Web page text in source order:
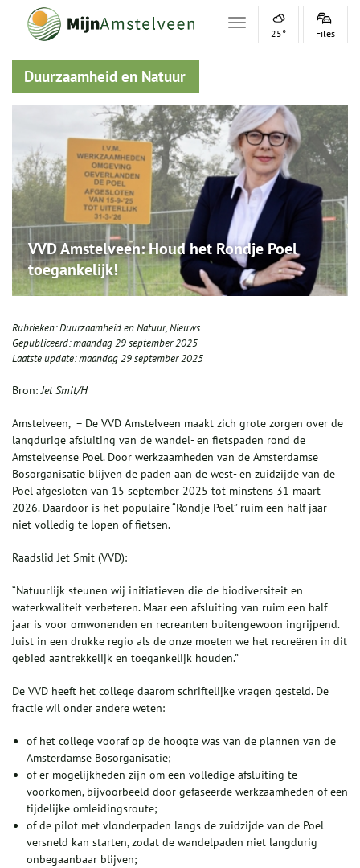
Toggle navigation
25° Files
Duurzaamheid en Natuur
VVD Amstelveen: Houd het Rondje Poel
toegankelijk!
Rubrieken:Duurzaamheid en Natuur,Nieuws
Gepubliceerd:maandag 29 september 2025
Laatste update:maandag 29 september 2025
Bron:Jet Smit/H
Amstelveen, – De VVD Amstelveen maakt zich grote zorgen over de
langdurige afsluiting van de wandel- en fietspaden rond de
Amstelveense Poel. Door werkzaamheden van de Amsterdamse
Bosorganisatie blijven de paden aan de west- en zuidzijde van de
Poel afgesloten van 15 september 2025 tot minstens 31 maart
2026. Daardoor is het populaire “Rondje Poel” ruim een half jaar
niet volledig te lopen of fietsen.
Raadslid Jet Smit (VVD):
“Natuurlijk steunen wij initiatieven die de biodiversiteit en
waterkwaliteit verbeteren. Maar een afsluiting van ruim een half
jaar is voor omwonenden en recreanten buitengewoon ingrijpend.
Juist in een drukke regio als de onze moeten we het recreëren in dit
gebied aantrekkelijk en toegankelijk houden.”
De VVD heeft het college daarom schriftelijke vragen gesteld. De
fractie wil onder andere weten:
of het college vooraf op de hoogte was van de plannen van de
Amsterdamse Bosorganisatie;
of er mogelijkheden zijn om een volledige afsluiting te
voorkomen, bijvoorbeeld door gefaseerde werkzaamheden of een
tijdelijke omleidingsroute;
of de pilot met vlonderpaden langs de zuidzijde van de Poel
versneld kan starten, zodat de wandelpaden niet langdurig
onbegaanbaar blijven;